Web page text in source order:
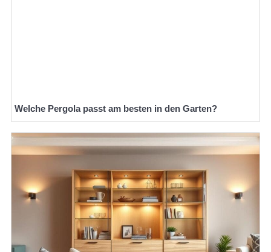
Welche Pergola passt am besten in den Garten?